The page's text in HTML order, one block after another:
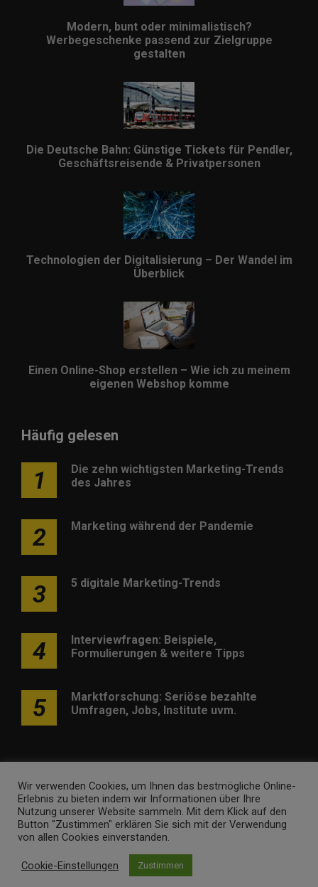
Modern, bunt oder minimalistisch?
Werbegeschenke passend zur Zielgruppe
gestalten
Die Deutsche Bahn: Günstige Tickets für Pendler,
Geschäftsreisende & Privatpersonen
Technologien der Digitalisierung – Der Wandel im
Überblick
Einen Online-Shop erstellen – Wie ich zu meinem
eigenen Webshop komme
Häufig gelesen
1
Die zehn wichtigsten Marketing-Trends
des Jahres
2 Marketing während der Pandemie
3 5 digitale Marketing-Trends
4
Interviewfragen: Beispiele,
Formulierungen & weitere Tipps
5
Marktforschung: Seriöse bezahlte
Umfragen, Jobs, Institute uvm.
Werben Kontakt Impressum Newsletter
marketing-trendinformationen.de • Marken- und
Volo Media.
Wir verwenden Cookies, um Ihnen das bestmögliche Online-
Erlebnis zu bieten indem wir Informationen über Ihre
Nutzung unserer Website sammeln. Mit dem Klick auf den
Button "Zustimmen" erklären Sie sich mit der Verwendung
von allen Cookies einverstanden.
Cookie-Einstellungen Zustimmen